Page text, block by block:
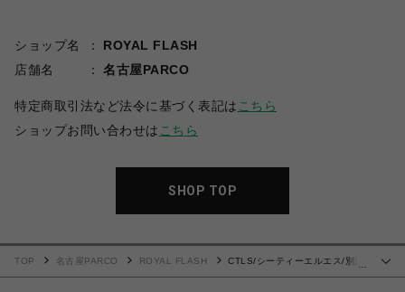
ショップ名
ROYAL FLASH
店舗名
名古屋PARCO
特定商取引法など法令に基づく表記は こちら
ショップお問い合わせは こちら
SHOP TOP
…
TOP 名古屋PARCO ROYAL FLASH
CTLS/シーティーエルエス/別注